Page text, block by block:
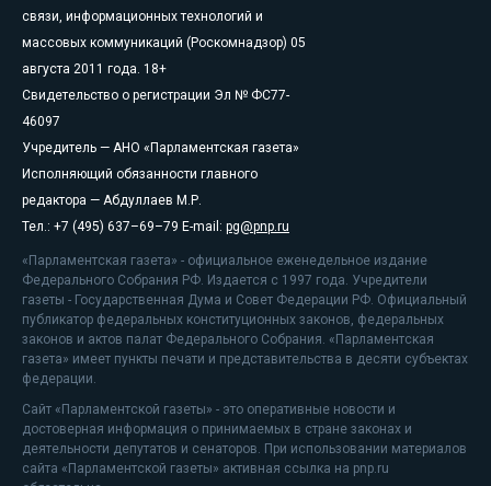
связи, информационных технологий и
массовых коммуникаций (Роскомнадзор) 05
августа 2011 года. 18+
Свидетельство о регистрации Эл № ФС77-
46097
Учредитель — АНО «Парламентская газета»
Исполняющий обязанности главного
редактора — Абдуллаев М.Р.
Тел.: +7 (495) 637–69–79 E-mail: pg@pnp.ru
«Парламентская газета» - официальное еженедельное издание
Федерального Собрания РФ. Издается с 1997 года. Учредители
газеты - Государственная Дума и Совет Федерации РФ. Официальный
публикатор федеральных конституционных законов, федеральных
законов и актов палат Федерального Собрания. «Парламентская
газета» имеет пункты печати и представительства в десяти субъектах
федерации.
Сайт «Парламентской газеты» - это оперативные новости и
достоверная информация о принимаемых в стране законах и
деятельности депутатов и сенаторов. При использовании материалов
сайта «Парламентской газеты» активная ссылка на pnp.ru